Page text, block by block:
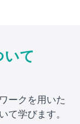
いて
ークを用いた
て学びます。